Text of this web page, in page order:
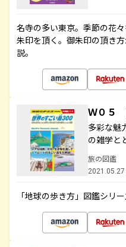
名寺の多い東京。季節の花
朱印を頂く。御朱印の頂き
説。
Ｗ０５
多彩な魅
の雑学と
旅の図鑑
2021.05.27
「地球の歩き方」図鑑シリ